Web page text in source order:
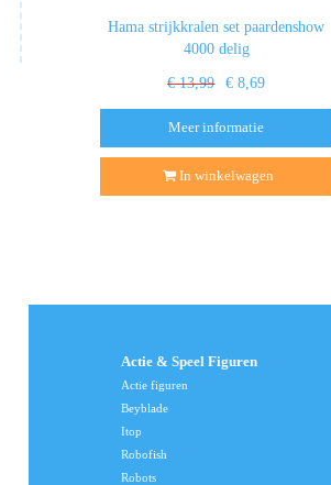
Hama strijkkralen set paardenshow
4000 delig
€ 13,99 € 8,69
Meer informatie
In winkelwagen
Actie & Speel Figuren
Actie figuren
Beyblade
Itop
Robofish
Robots